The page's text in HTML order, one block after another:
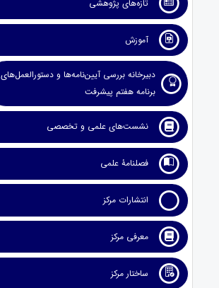
تازه‌های پژوهشی
آموزش
دبیرخانه بررسی آیین‌نامه‌ها و دستورالعمل‌های
برنامه هفتم پیشرفت
نشست‌های علمی و تخصصی
فصلنامۀ علمی
انتشارات مرکز
معرفی مرکز
ساختار مرکز